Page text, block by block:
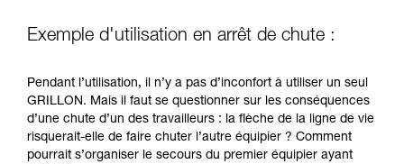
Exemple d'utilisation en arrêt de chute :
Pendant l’utilisation, il n’y a pas d’inconfort à utiliser un seul
GRILLON. Mais il faut se questionner sur les conséquences
d’une chute d’un des travailleurs : la flèche de la ligne de vie
risquerait-elle de faire chuter l’autre équipier ? Comment
pourrait s’organiser le secours du premier équipier ayant